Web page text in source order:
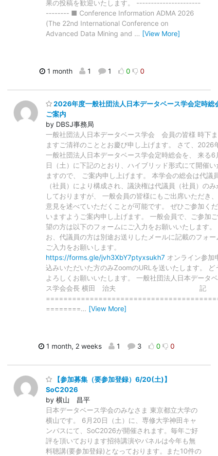
果の投稿を歓迎いたします。 ----------------------
-------- ■ Conference Information ADMA 2026
(The 22nd International Conference on
Advanced Data Mining and … [View More]
1 month 1 1 0 0
2026年度一般社団法人日本データベース学会定時総
ご案内
by DBSJ事務局
一般社団法人日本データベース学会 会員の皆様 時下
ますご清祥のこととお慶び申し上げます。 さて、2026
一般社団法人日本データベース学会定時総会を、 来る6
日（土）に下記のとおり、ハイブリッド形式にて開催い
ますので、 ご案内申し上げます。 本学会の総会は代議
（社員）により構成され、議決権は代議員（社員）のみ
しておりますが、 一般会員の皆様にもご出席いただき
意見を述べていただくことが可能です。 ぜひご参加く
いますようご案内申し上げます。 一般会員で、ご参加
望の方は以下のフォームにご入力をお願いいたします。
お、代議員の方は別途お送りしたメールに記載のフォー
ご入力をお願いします。
https://forms.gle/jvh3XbY7ptyxsukh7 オンライン参加
込みいただいた方のみZoomのURLを送いたします。 ど
よろしくお願いいたします。 一般社団法人日本データ
ス学会会長 横田 治夫 記
========… [View More]
1 month, 2 weeks 1 3 0 0
【参加募集（要参加登録）6/20(土)】
SoC2026
by 横山 昌平
日本データベース学会のみなさま 東京都立大学の
横山です。 6月20日（土）に、専修大学神田キャ
ンパスにて、SoC2026が開催されます。毎年ご好
評を頂いております招待講演やパネルは今年も無
料聴講(要参加登録)となっております。また10件の